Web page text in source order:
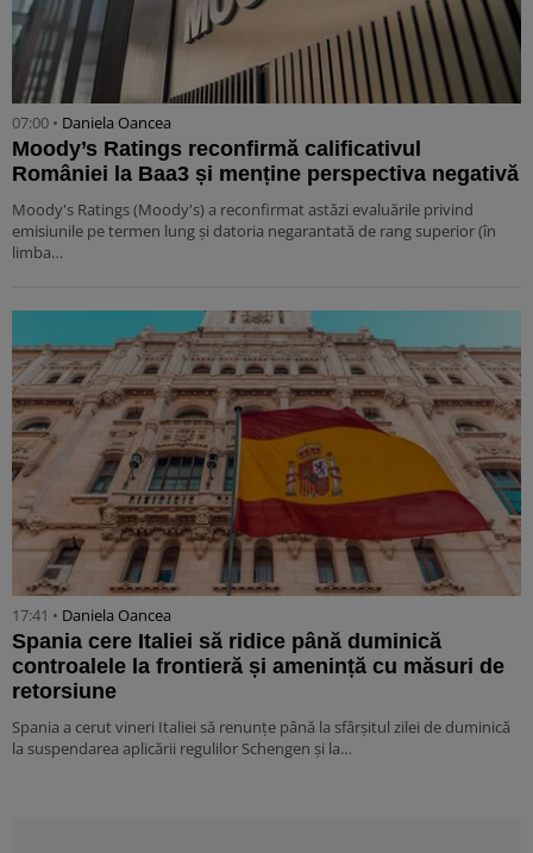
07:00 • Daniela Oancea
Moody’s Ratings reconfirmă calificativul
României la Baa3 și menține perspectiva negativă
Moody's Ratings (Moody's) a reconfirmat astăzi evaluările privind
emisiunile pe termen lung și datoria negarantată de rang superior (în
limba…
17:41 • Daniela Oancea
Spania cere Italiei să ridice până duminică
controalele la frontieră și amenință cu măsuri de
retorsiune
Spania a cerut vineri Italiei să renunțe până la sfârșitul zilei de duminică
la suspendarea aplicării regulilor Schengen și la…